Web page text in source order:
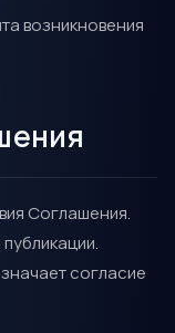
возникновения
Соглашения.
согласие